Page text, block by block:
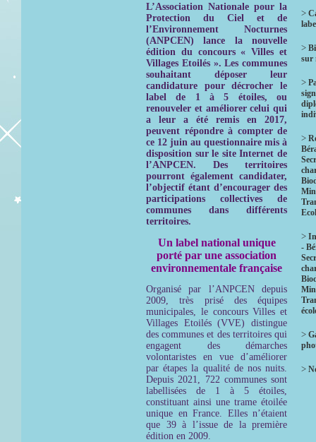
L’Association Nationale pour la
Protection du Ciel et de
l’Environnement Nocturnes
(ANPCEN) lance la nouvelle
édition du concours « Villes et
Villages Etoilés ». Les communes
souhaitant déposer leur
candidature pour décrocher le
label de 1 à 5 étoiles, ou
renouveler et améliorer celui qui
a leur a été remis en 2017,
peuvent répondre à compter de
ce 12 juin au questionnaire mis à
disposition sur le site Internet de
l’ANPCEN. Des territoires
pourront également candidater,
l’objectif étant d’encourager des
participations collectives de
communes dans différents
territoires.
Un label national unique
porté par une association
environnementale française
Organisé par l’ANPCEN depuis
2009, très prisé des équipes
municipales, le concours Villes et
Villages Etoilés (VVE) distingue
des communes et des territoires qui
engagent des démarches
volontaristes en vue d’améliorer
par étapes la qualité de nos nuits.
Depuis 2021, 722 communes sont
labellisées de 1 à 5 étoiles,
constituant ainsi une trame étoilée
unique en France. Elles n’étaient
que 39 à l’issue de la première
édition en 2009.
>
>
sur
>
>
>
-
>
>